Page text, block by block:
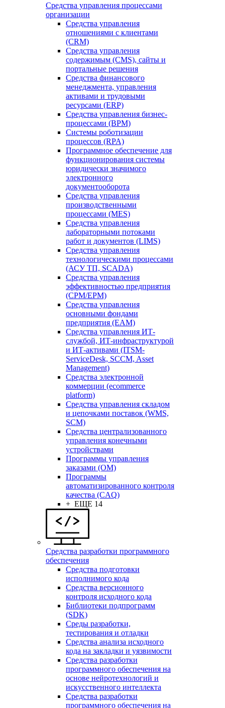
Средства управления процессами
организации
Средства управления
отношениями с клиентами
(CRM)
Средства управления
содержимым (CMS), сайты и
портальные решения
Средства финансового
менеджмента, управления
активами и трудовыми
ресурсами (ERP)
Средства управления бизнес-
процессами (BPM)
Системы роботизации
процессов (RPA)
Программное обеспечение для
функционирования системы
юридически значимого
электронного
документооборота
Средства управления
производственными
процессами (MES)
Средства управления
лабораторными потоками
работ и документов (LIMS)
Средства управления
технологическими процессами
(АСУ ТП, SCADA)
Средства управления
эффективностью предприятия
(CPM/EPM)
Средства управления
основными фондами
предприятия (EAM)
Средства управления ИТ-
службой, ИТ-инфраструктурой
и ИТ-активами (ITSM-
ServiceDesk, SCCM, Asset
Management)
Средства электронной
коммерции (ecommerce
platform)
Средства управления складом
и цепочками поставок (WMS,
SCM)
Средства централизованного
управления конечными
устройствами
Программы управления
заказами (OM)
Программы
автоматизированного контроля
качества (CAQ)
+ ЕЩЕ 14
Средства разработки программного
обеспечения
Средства подготовки
исполнимого кода
Средства версионного
контроля исходного кода
Библиотеки подпрограмм
(SDK)
Среды разработки,
тестирования и отладки
Средства анализа исходного
кода на закладки и уязвимости
Средства разработки
программного обеспечения на
основе нейротехнологий и
искусственного интеллекта
Средства разработки
программного обеспечения на